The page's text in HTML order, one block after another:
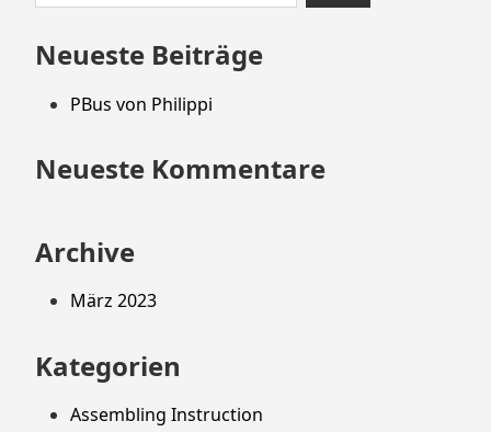
Footer
springen
nach:
Neueste Beiträge
PBus von Philippi
Neueste Kommentare
Archive
März 2023
Kategorien
Assembling Instruction